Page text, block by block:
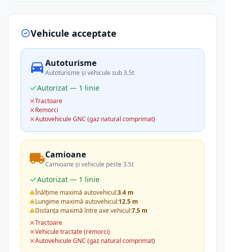
Vehicule acceptate
Autoturisme
Autoturisme și vehicule sub 3.5t
Autorizat — 1 linie
Tractoare
Remorci
Autovehicule GNC (gaz natural comprimat)
Camioane
Camioane și vehicule peste 3.5t
Autorizat — 1 linie
Înălțime maximă autovehicul:3.4 m
Lungime maximă autovehicul:12.5 m
Distanța maximă între axe vehicul:7.5 m
Tractoare
Vehicule tractate (remorci)
Autovehicule GNC (gaz natural comprimat)